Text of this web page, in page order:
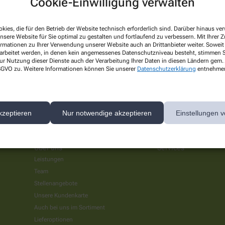
die für den Betrieb der Website technisch erforderlich sind. Darüber hinaus
Website für Sie optimal zu gestalten und fortlaufend zu verbessern. Mit Ihrer
zu Ihrer Verwendung unserer Website auch an Drittanbieter weiter. Soweit
werden, in denen kein angemessenes Datenschutzniveau besteht, stimmen
Nutzung dieser Dienste auch der Verarbeitung Ihrer Daten in diesen Ländern
zu. Weitere Informationen können Sie unserer Datenschutzerklärung
Nur notwendige akzeptieren Einstellungen
Wir suchen pharmazeutisch-technische Assistenten (m/w/d) in
ebenso an Herstellungstätigkeiten in Labor und Rezeptur,
uns genau richtig!
Über uns
Leistungen
Team
Stellenangebote
Unsere Kundenkarte
Auch bei uns im Sortiment
Lieferoptionen
Services